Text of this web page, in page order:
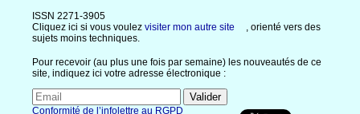
ISSN 2271-3905
Cliquez ici si vous voulez visiter mon autre site
, orienté vers des
sujets moins techniques.
Pour recevoir (au plus une fois par semaine) les nouveautés de ce
site, indiquez ici votre adresse électronique :
Conformité de l’infolettre au RGPD